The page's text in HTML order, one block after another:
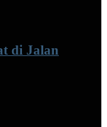
di Jalan